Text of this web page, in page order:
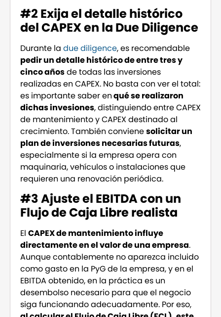
#2 Exija el detalle histórico
del CAPEX en la Due Diligence
Durante la due diligence, es recomendable
pedir un detalle histórico de entre tres y
cinco añosde todas las inversiones
realizadas en CAPEX. No basta con ver el total:
es importante saber enqué se realizaron
dichas invesiones, distinguiendo entre CAPEX
de mantenimiento y CAPEX destinado al
crecimiento. También convienesolicitar un
plan de inversiones necesarias futuras,
especialmente si la empresa opera con
maquinaria, vehículos o instalaciones que
requieren una renovación periódica.
#3 Ajuste el EBITDA con un
Flujo de Caja Libre realista
El CAPEX de mantenimiento influye
directamente en el valor de una empresa.
Aunque contablemente no aparezca incluido
como gasto en la PyG de la empresa, y en el
EBITDA obtenido, en la práctica es un
desembolso necesario para que el negocio
siga funcionando adecuadamente. Por eso,